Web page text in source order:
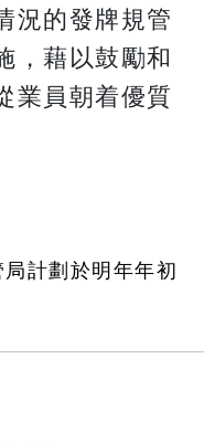
況的發牌規管
，藉以鼓勵和
業員朝着優質
計劃於明年年初